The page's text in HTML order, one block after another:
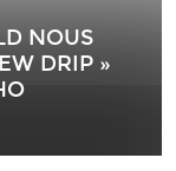
NOUS
DRIP »